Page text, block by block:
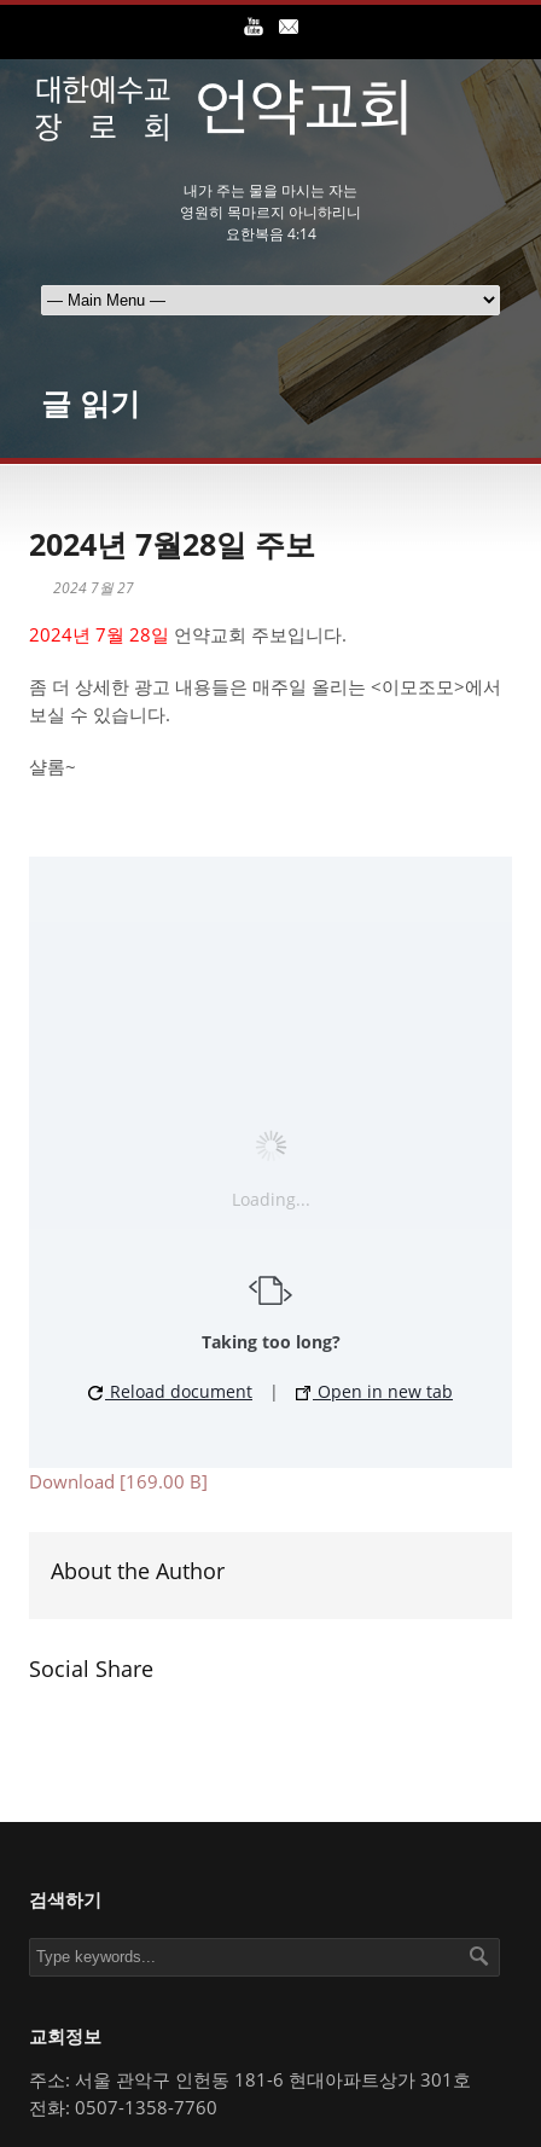
내가 주는 물을 마시는 자는
영원히 목마르지 아니하리니
요한복음 4:14
글 읽기
2024년 7월28일 주보
2024 7월 27
2024년 7월 28일 언약교회 주보입니다.
좀 더 상세한 광고 내용들은 매주일 올리는 <이모조모>에서
보실 수 있습니다.
샬롬~
Loading...
Taking too long?
Reload document | Open in new tab
Download [169.00 B]
About the Author
Social Share
검색하기
교회정보
주소: 서울 관악구 인헌동 181-6 현대아파트상가 301호
전화: 0507-1358-7760